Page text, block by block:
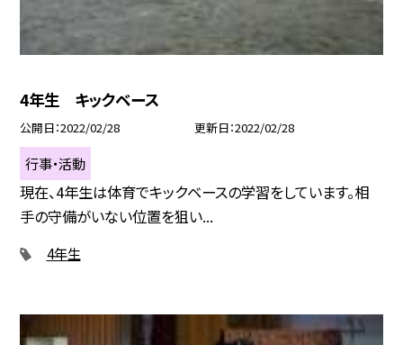
4年生 キックベース
公開日 2022/02/28 更新日 2022/02/28
行事・活動
現在、4年生は体育でキックベースの学習をしています。相
手の守備がいない位置を狙い...
4年生